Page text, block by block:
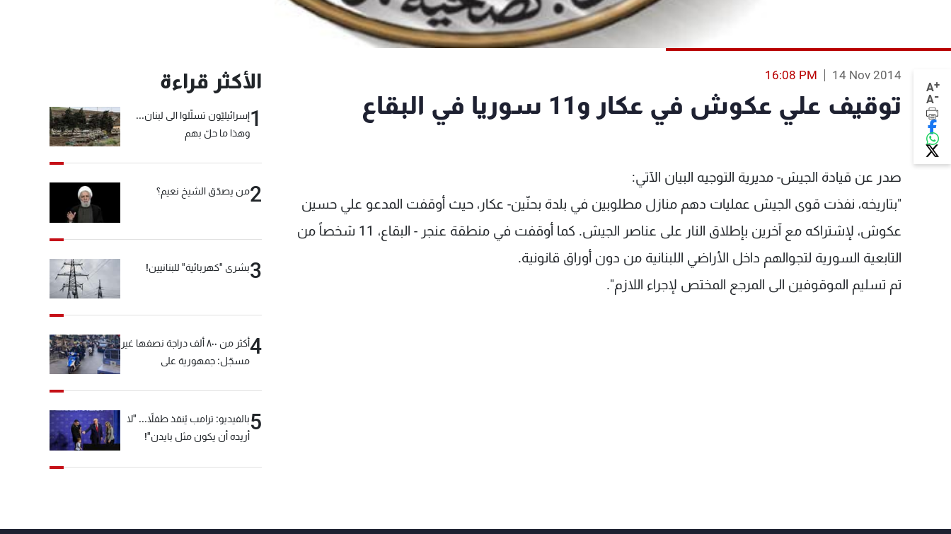
A+
A-
14 Nov 2014
16:08 PM
توقيف علي عكوش في عكار و11 سوريا في البقاع
صدر عن قيادة الجيش- مديرية التوجيه البيان الآتي:
"بتاريخه، نفذت قوى الجيش عمليات دهم منازل مطلوبين في بلدة بحنّين- عكار، حيث أوقفت المدعو علي حسين
عكوش، لإشتراكه مع آخرين بإطلاق النار على عناصر الجيش. كما أوقفت في منطقة عنجر - البقاع، 11 شخصاً من
التابعية السورية لتجوالهم داخل الأراضي اللبنانية من دون أوراق قانونية.
تم تسليم الموقوفين الى المرجع المختص لإجراء اللازم".
الأكثر قراءة
1إسرائيليّون تسلّلوا الى لبنان...
وهذا ما حلّ بهم
2من يصدّق الشيخ نعيم؟
3بشرى "كهربائية" للبنانيين!
4
أكثر من ٨٠٠ ألف دراجة نصفها غير
مسجّل: جمهورية على
5بالفيديو: ترامب يُنقذ طفلاً... "لا
أريده أن يكون مثل بايدن"!